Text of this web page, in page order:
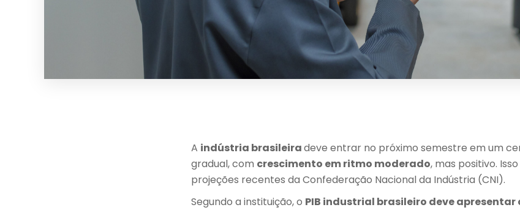
A indústria brasileiradeve entrar no próximo semestre em um
gradual, com crescimento em ritmo moderado, mas positivo.
projeções recentes da Confederação Nacional da Indústria (CNI).
Segundo a instituição, o PIB industrial brasileiro deve apresentar